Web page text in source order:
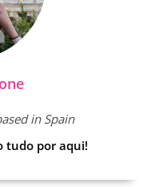
in Spain
tudo por aqui!